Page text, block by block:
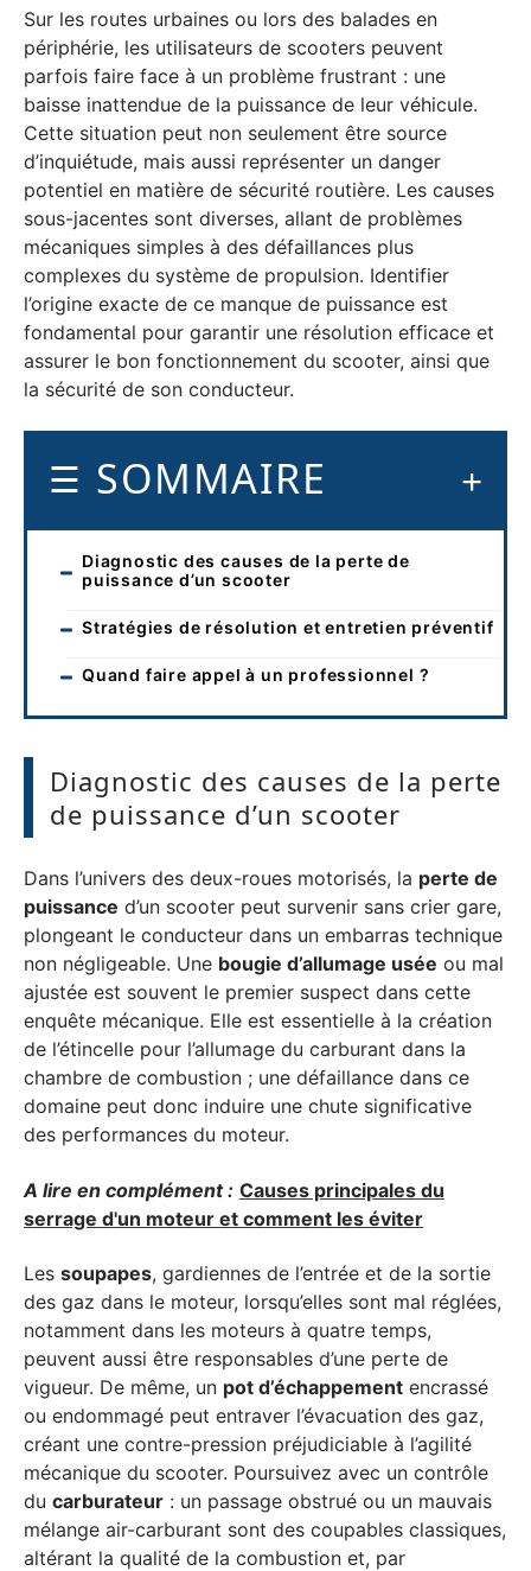
Sur les routes urbaines ou lors des balades en
périphérie, les utilisateurs de scooters peuvent
parfois faire face à un problème frustrant : une
baisse inattendue de la puissance de leur véhicule.
Cette situation peut non seulement être source
d’inquiétude, mais aussi représenter un danger
potentiel en matière de sécurité routière. Les causes
sous-jacentes sont diverses, allant de problèmes
mécaniques simples à des défaillances plus
complexes du système de propulsion. Identifier
l’origine exacte de ce manque de puissance est
fondamental pour garantir une résolution efficace et
assurer le bon fonctionnement du scooter, ainsi que
la sécurité de son conducteur.
SOMMAIRE
Diagnostic des causes de la perte de
puissance d’un scooter
Stratégies de résolution et entretien préventif
Quand faire appel à un professionnel ?
Diagnostic des causes de la perte
de puissance d’un scooter
Dans l’univers des deux-roues motorisés, la perte de
puissance d’un scooter peut survenir sans crier gare,
plongeant le conducteur dans un embarras technique
non négligeable. Une bougie d’allumage usée ou mal
ajustée est souvent le premier suspect dans cette
enquête mécanique. Elle est essentielle à la création
de l’étincelle pour l’allumage du carburant dans la
chambre de combustion ; une défaillance dans ce
domaine peut donc induire une chute significative
des performances du moteur.
A lire en complément : Causes principales du
serrage d'un moteur et comment les éviter
Les soupapes, gardiennes de l’entrée et de la sortie
des gaz dans le moteur, lorsqu’elles sont mal réglées,
notamment dans les moteurs à quatre temps,
peuvent aussi être responsables d’une perte de
vigueur. De même, un pot d’échappement encrassé
ou endommagé peut entraver l’évacuation des gaz,
créant une contre-pression préjudiciable à l’agilité
mécanique du scooter. Poursuivez avec un contrôle
du carburateur : un passage obstrué ou un mauvais
mélange air-carburant sont des coupables classiques,
altérant la qualité de la combustion et, par